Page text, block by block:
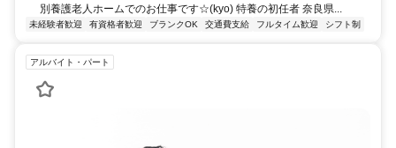
別養護老人ホームでのお仕事です☆(kyo) 特養の初任者 奈良県...
未経験者歓迎 有資格者歓迎 ブランクOK 交通費支給 フルタイム歓迎 シフト制
アルバイト・パート